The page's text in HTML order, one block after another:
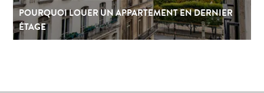
POURQUOI LOUER UN APPARTEMENT EN DERNIER
ÉTAGE